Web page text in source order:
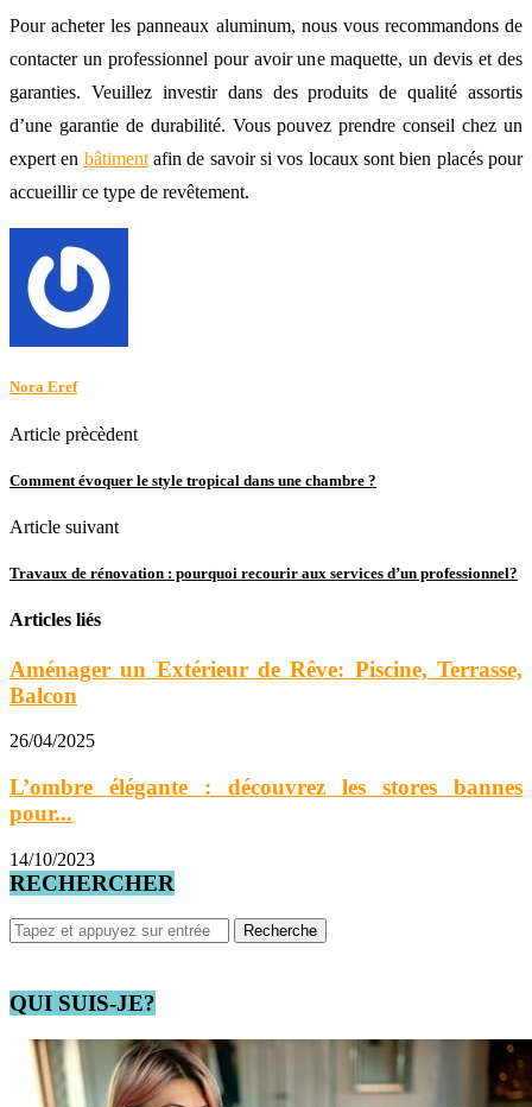
Pour acheter les panneaux aluminum, nous vous recommandons de
contacter un professionnel pour avoir une maquette, un devis et des
garanties. Veuillez investir dans des produits de qualité assortis
d’une garantie de durabilité. Vous pouvez prendre conseil chez un
expert en bâtimentafin de savoir si vos locaux sont bien placés pour
accueillir ce type de revêtement.
Nora Eref
Article prècèdent
Comment évoquer le style tropical dans une chambre ?
Article suivant
Travaux de rénovation : pourquoi recourir aux services d’un professionnel?
Articles liés
Aménager un Extérieur de Rêve: Piscine, Terrasse,
Balcon
26/04/2025
L’ombre élégante : découvrez les stores bannes
pour...
14/10/2023
RECHERCHER
QUI SUIS-JE?